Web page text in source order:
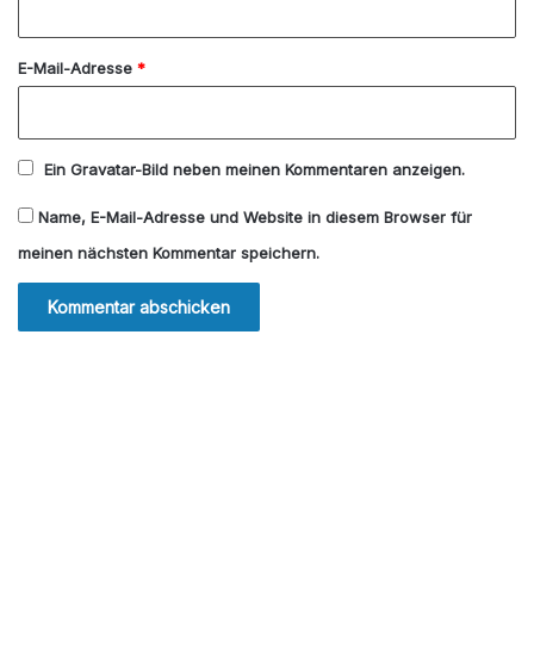
E-Mail-Adresse *
Ein Gravatar-Bild neben meinen Kommentaren anzeigen.
Name, E-Mail-Adresse und Website in diesem Browser für
meinen nächsten Kommentar speichern.